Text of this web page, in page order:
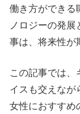
働き方ができる
ノロジーの発
事は、将来性が
この記事では
イスも交えなが
女性におすすめ